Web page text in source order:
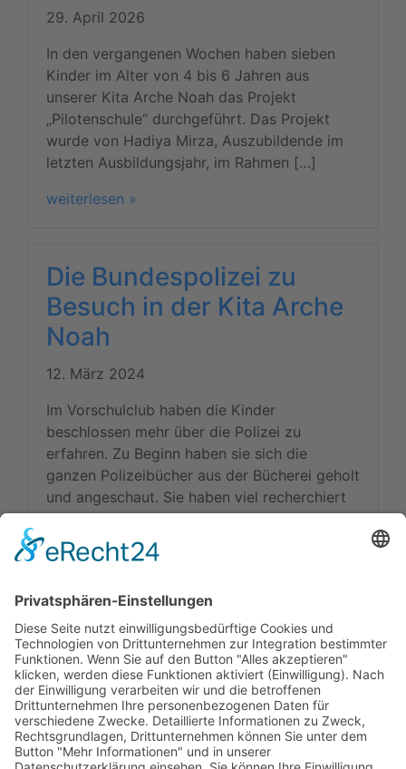
29. April 2026
In den vergangenen Wochen haben sieben
Kinder im Alter von 4 bis 6 Jahren aus
unserer Kita Arche Noah das Projekt
„Pilotenschule“ durchgeführt. Das Projekt
wurde von Hadiya Mirza, Auszubildende im
letzten Ausbildungsjahr, im Rahmen […]
weiterlesen »
Die Bundespolizei zu
Besuch in der Kita Arche
Noah
12. März 2024
Im Vorschulclub haben die Kinder
beschlossen mehr über die Polizei zu
erfahren. Zu Beginn haben sie sich die
ganzen Polizeibücher aus der Bücherei geholt
und angeschaut. Sie haben viel recherchiert
und es sind einige Fragen […]
weiterlesen »
Kitas
Übersicht
Über uns
Struktur
Team
Suche nach neuen Fachkräften
Für Eltern